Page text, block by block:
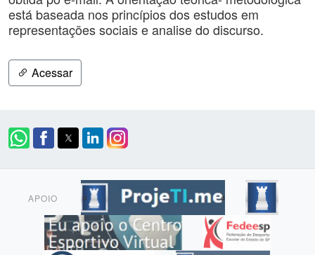
está baseada nos princípios dos estudos em
representações sociais e analise do discurso.
Acessar
APOIO